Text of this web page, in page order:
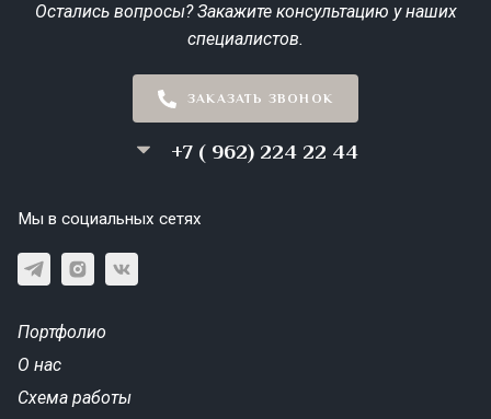
Остались вопросы? Закажите консультацию у наших
специалистов.
ЗАКАЗАТЬ ЗВОНОК
+7 ( 962) 224 22 44
Мы в социальных сетях
Портфолио
О нас
Схема работы